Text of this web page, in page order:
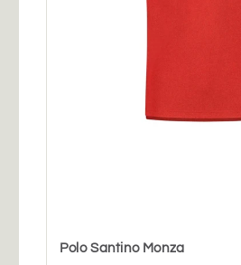
Polo Santino Monza